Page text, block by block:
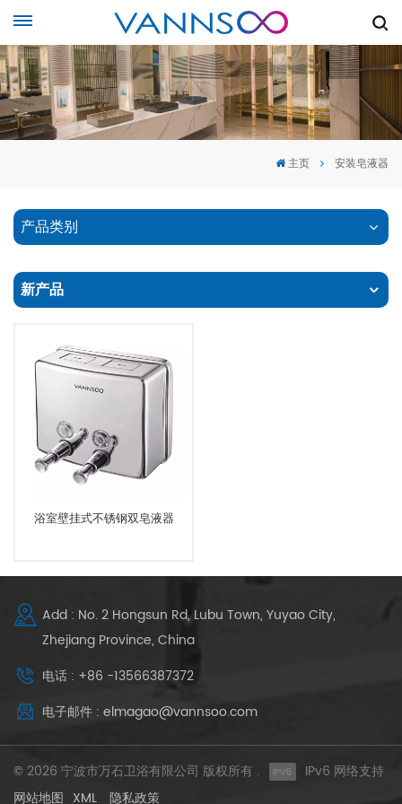
主页 安装皂液器
产品类别
新产品
浴室壁挂式不锈钢双皂液器
Add : No. 2 Hongsun Rd, Lubu Town, Yuyao City,
Zhejiang Province, China
电话 : +86 -13566387372
电子邮件 : elmagao@vannsoo.com
© 2026 宁波市万石卫浴有限公司 版权所有 .
IPv6 网络支持
网站地图 XML 隐私政策